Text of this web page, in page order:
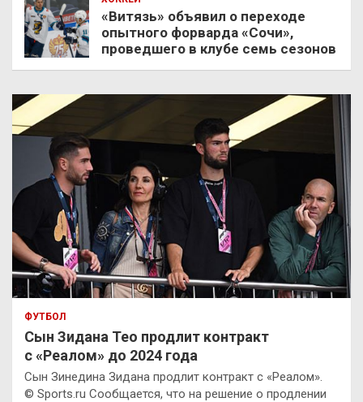
«Витязь» объявил о переходе
опытного форварда «Сочи»,
проведшего в клубе семь сезонов
ФУТБОЛ
Сын Зидана Тео продлит контракт
с «Реалом» до 2024 года
Сын Зинедина Зидана продлит контракт с «Реалом».
© Sports.ru Сообщается, что на решение о продлении